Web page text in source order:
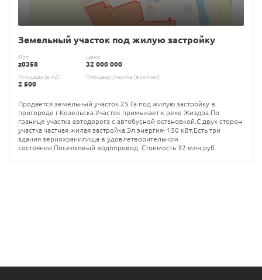
Земельный участок под жилую застройку
Лот
z0358
Цена
32 000 000
Площадь (в м2)
2 500
Площадь участка (в сотках)
Продается земельный участок 25 Га под жилую застройку в
пригороде г.Козельска.Участок примыкает к реке Жиздра.По
границе участка автодорога с автобусной остановкой.С двух сторон
участка частная жилая застройка.Эл.энергия- 150 кВт.Есть три
здания зернохранилища в удовлетворительном
состоянии.Поселковый водопровод. Стоимость 32 млн.руб.